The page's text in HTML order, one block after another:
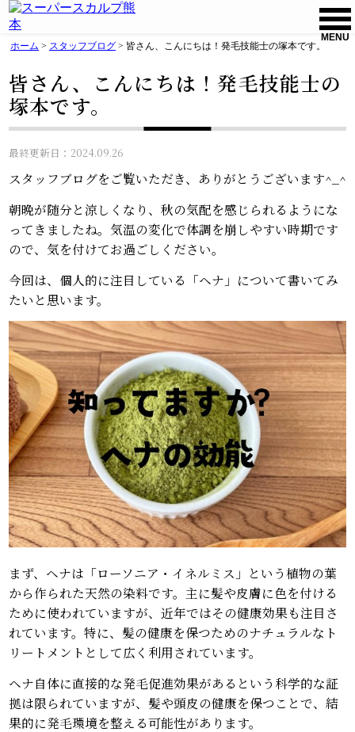
MENU
ホーム > スタッフブログ > 皆さん、こんにちは！発毛技能士の塚本です。
皆さん、こんにちは！発毛技能士の
塚本です。
最終更新日：2024.09.26
スタッフブログをご覧いただき、ありがとうございます^_^
朝晩が随分と涼しくなり、秋の気配を感じられるようにな
ってきましたね。気温の変化で体調を崩しやすい時期です
ので、気を付けてお過ごしください。
今回は、個人的に注目している「ヘナ」について書いてみ
たいと思います。
まず、ヘナは「ローソニア・イネルミス」という植物の葉
から作られた天然の染料です。主に髪や皮膚に色を付ける
ために使われていますが、近年ではその健康効果も注目さ
れています。特に、髪の健康を保つためのナチュラルなト
リートメントとして広く利用されています。
ヘナ自体に直接的な発毛促進効果があるという科学的な証
拠は限られていますが、髪や頭皮の健康を保つことで、結
果的に発毛環境を整える可能性があります。